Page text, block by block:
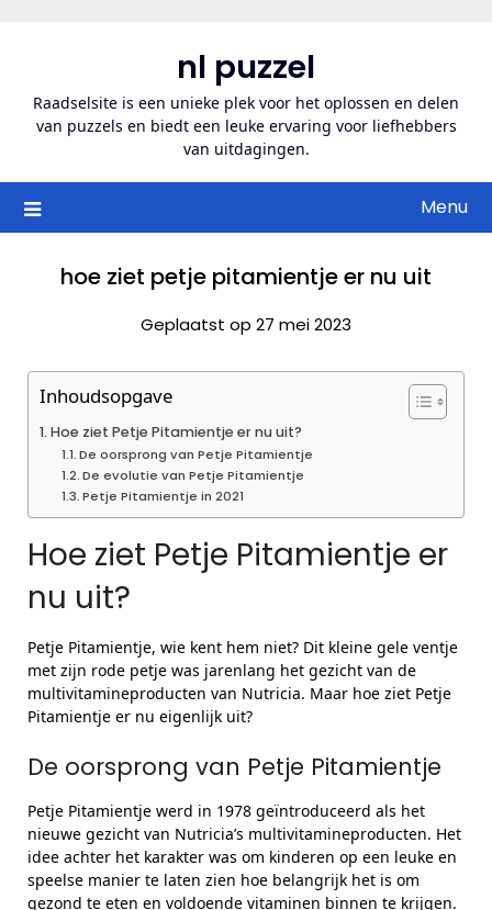
inhoud
nl puzzel
Raadselsite is een unieke plek voor het oplossen en delen
van puzzels en biedt een leuke ervaring voor liefhebbers
van uitdagingen.
Menu
hoe ziet petje pitamientje er nu uit
Geplaatst op 27 mei 2023
Inhoudsopgave
Hoe ziet Petje Pitamientje er nu uit?
De oorsprong van Petje Pitamientje
De evolutie van Petje Pitamientje
Petje Pitamientje in 2021
Hoe ziet Petje Pitamientje er
nu uit?
Petje Pitamientje, wie kent hem niet? Dit kleine gele ventje
met zijn rode petje was jarenlang het gezicht van de
multivitamineproducten van Nutricia. Maar hoe ziet Petje
Pitamientje er nu eigenlijk uit?
De oorsprong van Petje Pitamientje
Petje Pitamientje werd in 1978 geïntroduceerd als het
nieuwe gezicht van Nutricia’s multivitamineproducten. Het
idee achter het karakter was om kinderen op een leuke en
speelse manier te laten zien hoe belangrijk het is om
gezond te eten en voldoende vitaminen binnen te krijgen.